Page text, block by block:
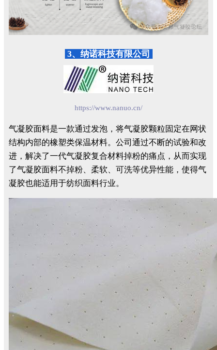
3、纳诺科技有限公司
https://www.nanuo.cn/
气凝胶面料是一款通过发泡，将气凝胶颗粒固定在网状
结构内部的橡塑类保温材料。公司通过不断的试验和改
进，解决了一代气凝胶复合材料掉粉的痛点，从而实现
了气凝胶面料不掉粉、柔软、可洗等优异性能，使得气
凝胶也能适用于纺织面料行业。